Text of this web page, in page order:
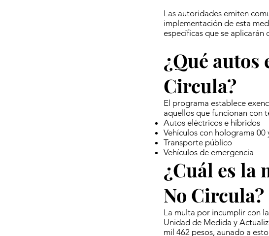
Las autoridades emiten
implementación de esta
específicas que se
¿Qué autos
Circula?
El programa establece
aquellos que funcionan con
Autos eléctricos e híbridos
Vehículos con holograma 00
Transporte público
Vehículos de emergencia
¿Cuál es la
No Circula?
La multa por incumplir con
Unidad de Medida y
mil 462 pesos, aunado a